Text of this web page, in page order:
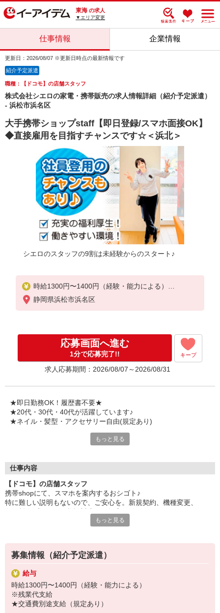
東海 の求人
▼エリア変更
仕事情報 企業情報
更新日：2026/08/07 ※更新日時点の最新情報です
紹介予定派遣
職種：【ドコモ】の店舗スタッフ
株式会社シエロの家電・携帯販売の求人情報詳細（紹介予定派遣）
- 浜松市浜名区
大手携帯ショップstaff【即日登録/スマホ面接OK】
◆直接雇用を目指すチャンスです☆＜浜北＞
シエロのスタッフの9割は未経験からのスタート♪
時給1300円〜1400円（経験・能力による）
※残業代支給
★交通費別途支給（規定あり）
入社祝い金10万円支給(規定有)
お友達を紹介頂くと,
インセンティブ支給(規定有)
゜・。○。・゜+゜・。○。・゜+゜
静岡県浜松市浜名区
応募画面へ進む
1分で応募完了!! キープ
求人応募期間：2026/08/07～2026/08/31
★即日勤務OK！履歴書不要★
★20代・30代・40代が活躍しています♪
★ネイル・髪型・アクセサリー自由(規定あり)
各キャリアの新機種が特別価格で購入OK！！
特別割引価格でご利用可能☆
お得に過ごしたいあなたの味方です♪
【選べるお仕事いろいろ】
事務、経理、データ入力、コールセンター、受付
▼工場・製造・軽作業系
機械/食品製造・梱包・仕分け・加工・組立・検査
▼美容系
眉毛サロンのアイブロウ・ネイリスト・エステ
▼営業・販売
法人営業・アパレル販売・個別指導塾・人材紹介
▼人気案件も多数♪
もっと見る
仕事内容
【ドコモ】の店舗スタッフ
携帯shopにて、スマホを案内するおシゴト♪
特に難しい説明もないので、ご安心を。新規契約、機種変更、
満足度◎
■携帯やインターネット販売業務
docomo(ドコモ)/au(エーユー)・KDDI/softbank(ソフトバンク)など
の大手キャリアから
ワイモバイル(Y!mobille)、楽天モバイル、UQなど格安スマホまで幅
広く紹介可能♪
もっと見る
募集情報（紹介予定派遣）
給与
時給1300円〜1400円（経験・能力による）
※残業代支給
★交通費別途支給（規定あり）